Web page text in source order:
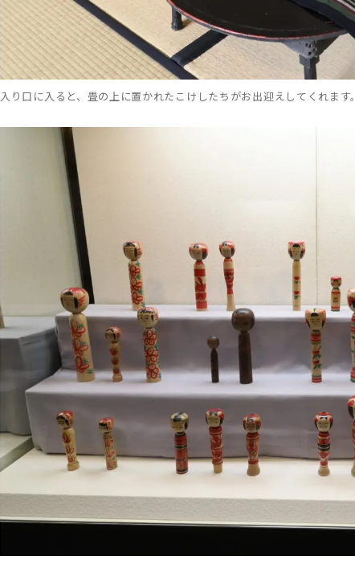
入り口に入ると、畳の上に置かれたこけしたちがお出迎えしてくれます。